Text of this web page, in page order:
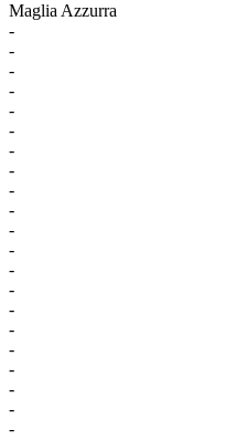
Maglia Azzurra
-
-
-
-
-
-
-
-
-
-
-
-
-
-
-
-
-
-
-
-
-